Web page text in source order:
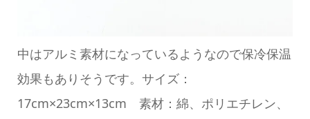
中はアルミ素材になっているようなので保冷保温
効果もありそうです。サイズ：
17cm×23cm×13cm 素材：綿、ポリエチレン、